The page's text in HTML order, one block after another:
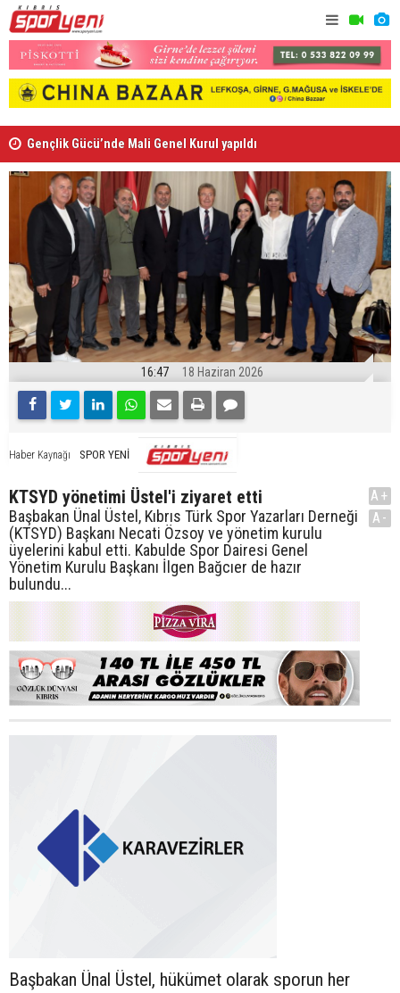
Gençlik Gücü’nde Mali Genel Kurul yapıldı
16:47 18 Haziran 2026
Haber Kaynağı SPOR YENİ
KTSYD yönetimi Üstel'i ziyaret etti
Başbakan Ünal Üstel, Kıbrıs Türk Spor Yazarları Derneği
(KTSYD) Başkanı Necati Özsoy ve yönetim kurulu
üyelerini kabul etti. Kabulde Spor Dairesi Genel
Yönetim Kurulu Başkanı İlgen Bağcıer de hazır
bulundu...
A+
A-
Başbakan Ünal Üstel, hükümet olarak sporun her